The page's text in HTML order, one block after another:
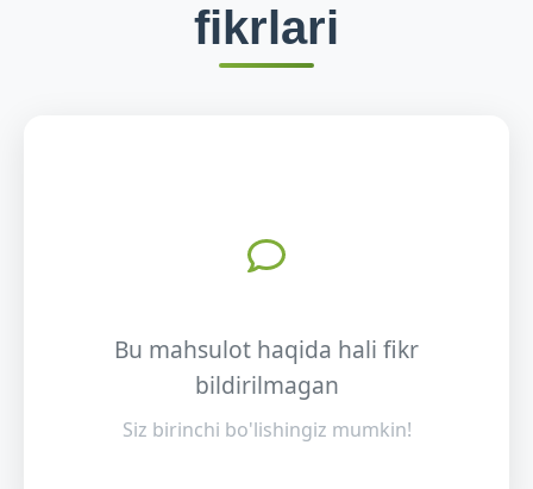
fikrlari
Bu mahsulot haqida hali fikr
bildirilmagan
Siz birinchi bo'lishingiz mumkin!